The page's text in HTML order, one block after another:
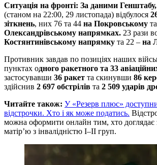
Ситуація на фронті: За даними Генштабу,
(станом на 22:00, 29 листопада) відбулося
зіткнень, них 76 та 44 на Покровському та
Олександрівському напрямках. 23 рази
Костянтинівському напрямку та 22 – на
Противник завдав по позиціях наших
пунктах одного ракетного та 33
застосувавши 36 ракет та скинувши 86
здійснив 2 697 обстрілів та 2 509 ударів
Читайте також: У «Резерв плюс»
відстрочки. Хто і як може податись.
можна оформити онлайн тим, хто доглядає
матір’ю з інвалідністю I–II груп.